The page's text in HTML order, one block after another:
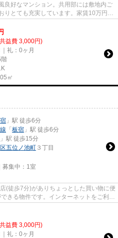
良好なマンション。共用部には敷地内ご
りとても充実しています。家賃10万円以
益費 3,000円)
礼：0ヶ月
階
㎡
」駅 徒歩6分
「 板宿 」駅 徒歩6分
」駅 徒歩15分
五位ノ池町 ３丁目
集中： 1室
(徒歩7分)がありちょっとした買い物に便
きる物件です。インターネットをご利用
益費 3,000円)
礼：0ヶ月